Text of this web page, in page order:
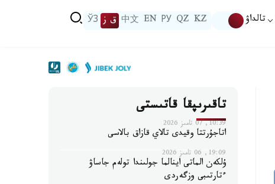
تالداۋ KZ
QZ
РУ
EN
中文 ق ز ЎЗ
تاقىرىپقا قاتىستى
10:39, 07 تامىز 2026
اتاجۇرتتا وقيدى تالاي قازاق بالاسى
19:09, 06 تامىز 2026
ۇلكەن الماتى اينالما جولىندا تولەم جاساۋ
ءتارتىبى وزگەردى